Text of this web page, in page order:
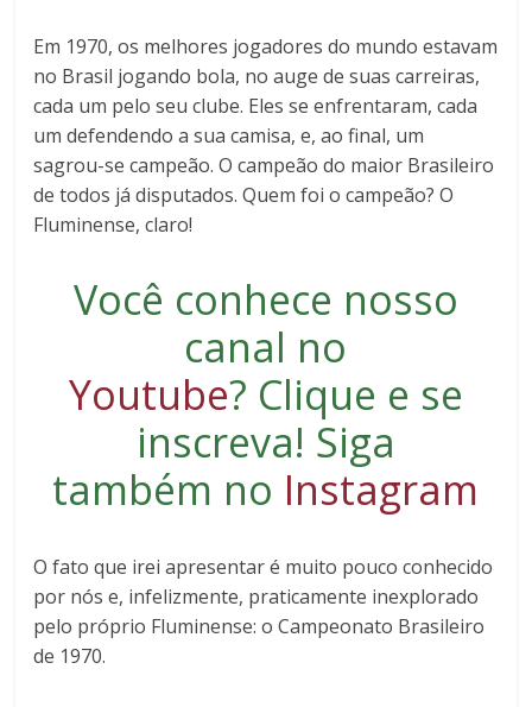
Em 1970, os melhores jogadores do mundo estavam
no Brasil jogando bola, no auge de suas carreiras,
cada um pelo seu clube. Eles se enfrentaram, cada
um defendendo a sua camisa, e, ao final, um
sagrou-se campeão. O campeão do maior Brasileiro
de todos já disputados. Quem foi o campeão? O
Fluminense, claro!
Você conhece nosso
canal no
Youtube? Clique e se
inscreva! Siga
também no Instagram
O fato que irei apresentar é muito pouco conhecido
por nós e, infelizmente, praticamente inexplorado
pelo próprio Fluminense: o Campeonato Brasileiro
de 1970.